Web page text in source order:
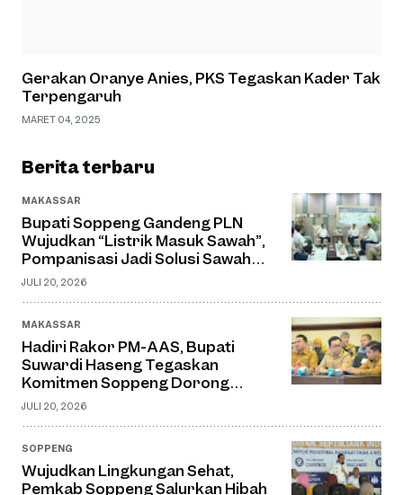
Gerakan Oranye Anies, PKS Tegaskan Kader Tak
Terpengaruh
MARET 04, 2025
Berita terbaru
MAKASSAR
Bupati Soppeng Gandeng PLN
Wujudkan “Listrik Masuk Sawah”,
Pompanisasi Jadi Solusi Sawah
Tadah Hujan
JULI 20, 2026
MAKASSAR
Hadiri Rakor PM-AAS, Bupati
Suwardi Haseng Tegaskan
Komitmen Soppeng Dorong
Pertanian Modern dan Swasembada
JULI 20, 2026
SOPPENG
Wujudkan Lingkungan Sehat,
Pemkab Soppeng Salurkan Hibah